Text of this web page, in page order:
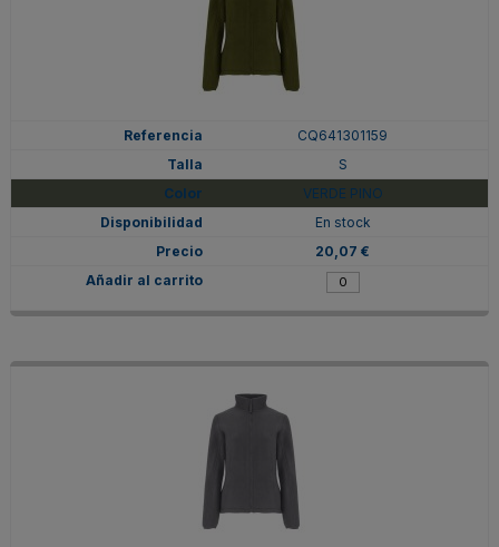
CQ641301159
S
VERDE PINO
En stock
20,07 €